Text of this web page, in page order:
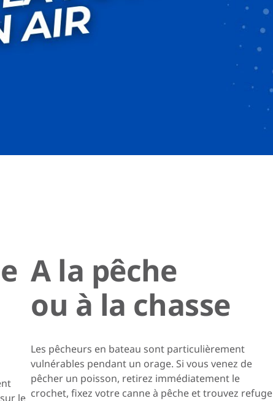
le
A la pêche
ou à la chasse
Les pêcheurs en bateau sont particulièrement
vulnérables pendant un orage. Si vous venez de
pêcher un poisson, retirez immédiatement le
crochet, fixez votre canne à pêche et trouvez refuge